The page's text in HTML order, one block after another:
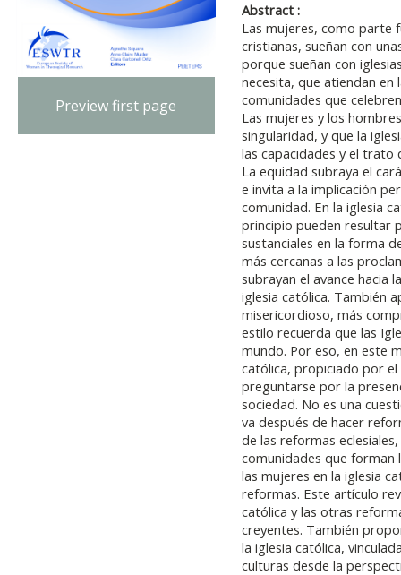
Preview first page
Abstract :
Las mujeres, como parte
cristianas, sueñan con
porque sueñan con
necesita, que atiendan en
comunidades que
Las mujeres y los
singularidad, y que la
las capacidades y el trato
La equidad subraya el
e invita a la implicación
comunidad. En la iglesia
principio pueden resultar
sustanciales en la forma
más cercanas a las
subrayan el avance hacia
iglesia católica. También
misericordioso, más
estilo recuerda que las
mundo. Por eso, en este
católica, propiciado por
preguntarse por la
sociedad. No es una
va después de hacer
de las reformas
comunidades que forman
las mujeres en la iglesia
reformas. Este artículo
católica y las otras
creyentes. También
la iglesia católica,
culturas desde la